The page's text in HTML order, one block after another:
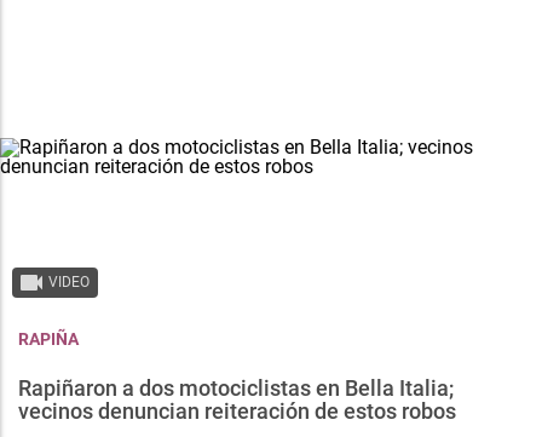
VIDEO
RAPIÑA
Rapiñaron a dos motociclistas en Bella Italia;
vecinos denuncian reiteración de estos robos